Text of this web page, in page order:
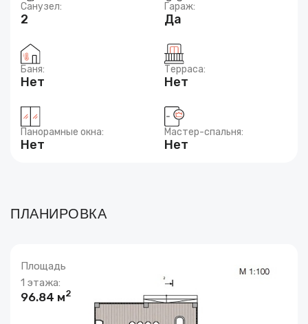
Санузел:
2
Гараж:
Да
Баня:
Нет
Терраса:
Нет
Панорамные окна:
Нет
Мастер-спальня:
Нет
ПЛАНИРОВКА
Площадь
1 этажа:
96.84 м2